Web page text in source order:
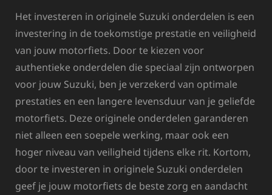
Het investeren in originele Suzuki onderdelen is een
investering in de toekomstige prestatie en veiligheid
van jouw motorfiets. Door te kiezen voor
authentieke onderdelen die speciaal zijn ontworpen
voor jouw Suzuki, ben je verzekerd van optimale
prestaties en een langere levensduur van je geliefde
motorfiets. Deze originele onderdelen garanderen
niet alleen een soepele werking, maar ook een
hoger niveau van veiligheid tijdens elke rit. Kortom,
door te investeren in originele Suzuki onderdelen
geef je jouw motorfiets de beste zorg en aandacht